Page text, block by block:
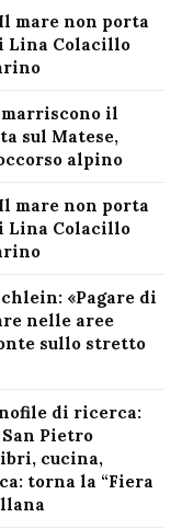
mare non porta
Lina Colacillo
il
sul Matese,
alpino
mare non porta
Lina Colacillo
«Pagare di
nelle aree
sullo stretto
di ricerca:
Pietro
cucina,
torna la “Fiera